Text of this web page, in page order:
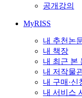
공개강의
MyRISS
내 추천논
내 책장
내 최근 본
내 저작물
내 구매·신
내 서비스